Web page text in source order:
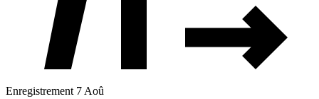
Enregistrement 7 Aoû